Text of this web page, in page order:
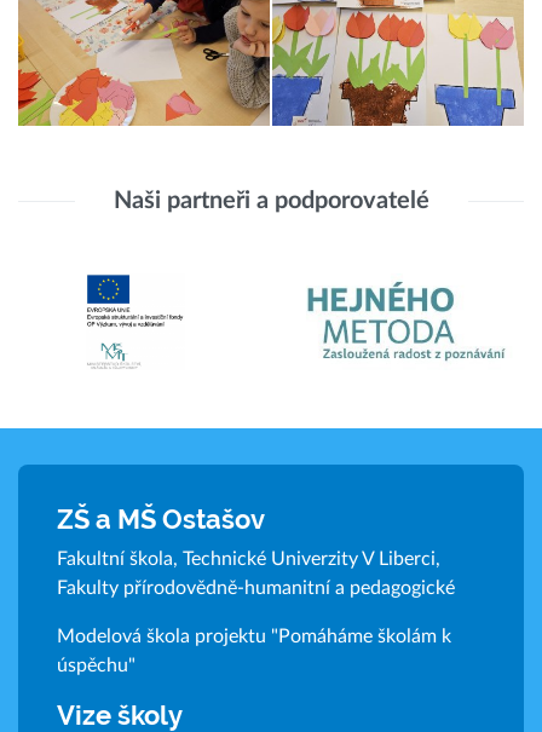
Naši partneři a podporovatelé
ZŠ a MŠ Ostašov
Fakultní škola, Technické Univerzity V Liberci,
Fakulty přírodovědně-humanitní a pedagogické
Modelová škola projektu "Pomáháme školám k
úspěchu"
Vize školy